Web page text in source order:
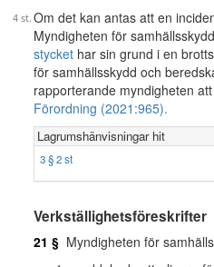
Om det kan antas att en
Myndigheten för
stycket har sin grund i en
för samhällsskydd och
rapporterande myndigheten
Förordning (2021:965).
Lagrumshänvisningar hit
3 § 2 st
Verkställighetsföreskrifter
21 § Myndigheten för